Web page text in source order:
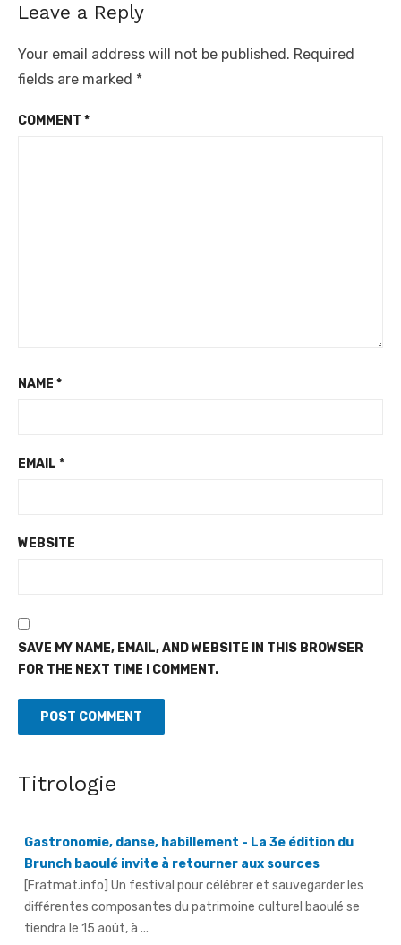
Leave a Reply
Your email address will not be published. Required
fields are marked *
COMMENT *
NAME *
EMAIL *
WEBSITE
SAVE MY NAME, EMAIL, AND WEBSITE IN THIS BROWSER
FOR THE NEXT TIME I COMMENT.
Titrologie
Gastronomie, danse, habillement - La 3e édition du
Brunch baoulé invite à retourner aux sources
[Fratmat.info] Un festival pour célébrer et sauvegarder les
différentes composantes du patrimoine culturel baoulé se
tiendra le 15 août, à ...